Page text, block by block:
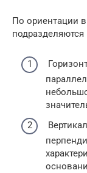
По ориентации